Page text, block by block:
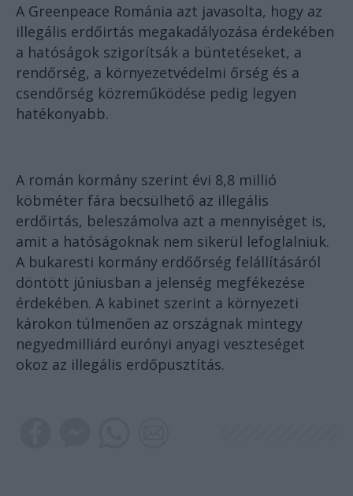
A Greenpeace Románia azt javasolta, hogy az
illegális erdőirtás megakadályozása érdekében
a hatóságok szigorítsák a büntetéseket, a
rendőrség, a környezetvédelmi őrség és a
csendőrség közreműködése pedig legyen
hatékonyabb.
A román kormány szerint évi 8,8 millió
köbméter fára becsülhető az illegális
erdőirtás, beleszámolva azt a mennyiséget is,
amit a hatóságoknak nem sikerül lefoglalniuk.
A bukaresti kormány erdőőrség felállításáról
döntött júniusban a jelenség megfékezése
érdekében. A kabinet szerint a környezeti
károkon túlmenően az országnak mintegy
negyedmilliárd eurónyi anyagi veszteséget
okoz az illegális erdőpusztítás.